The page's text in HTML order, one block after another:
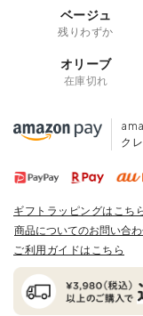
ベージュ
残りわずか
オリーブ
在庫切れ
ク
ギフトラッピングはこち
商品についてのお問い合
ご利用ガイドはこちら